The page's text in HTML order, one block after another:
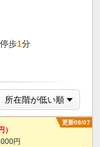
歩1分
更新08/07
）
円